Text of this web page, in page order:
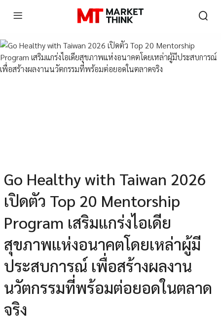
Go Healthy with Taiwan 2026
เปิดตัว Top 20 Mentorship
Program เสริมแกร่งไอเดีย
สุขภาพแห่งอนาคตโดยเหล่าผู้มี
ประสบการณ์ เพื่อสร้างผลงาน
นวัตกรรมที่พร้อมต่อยอดในตลาด
จริง